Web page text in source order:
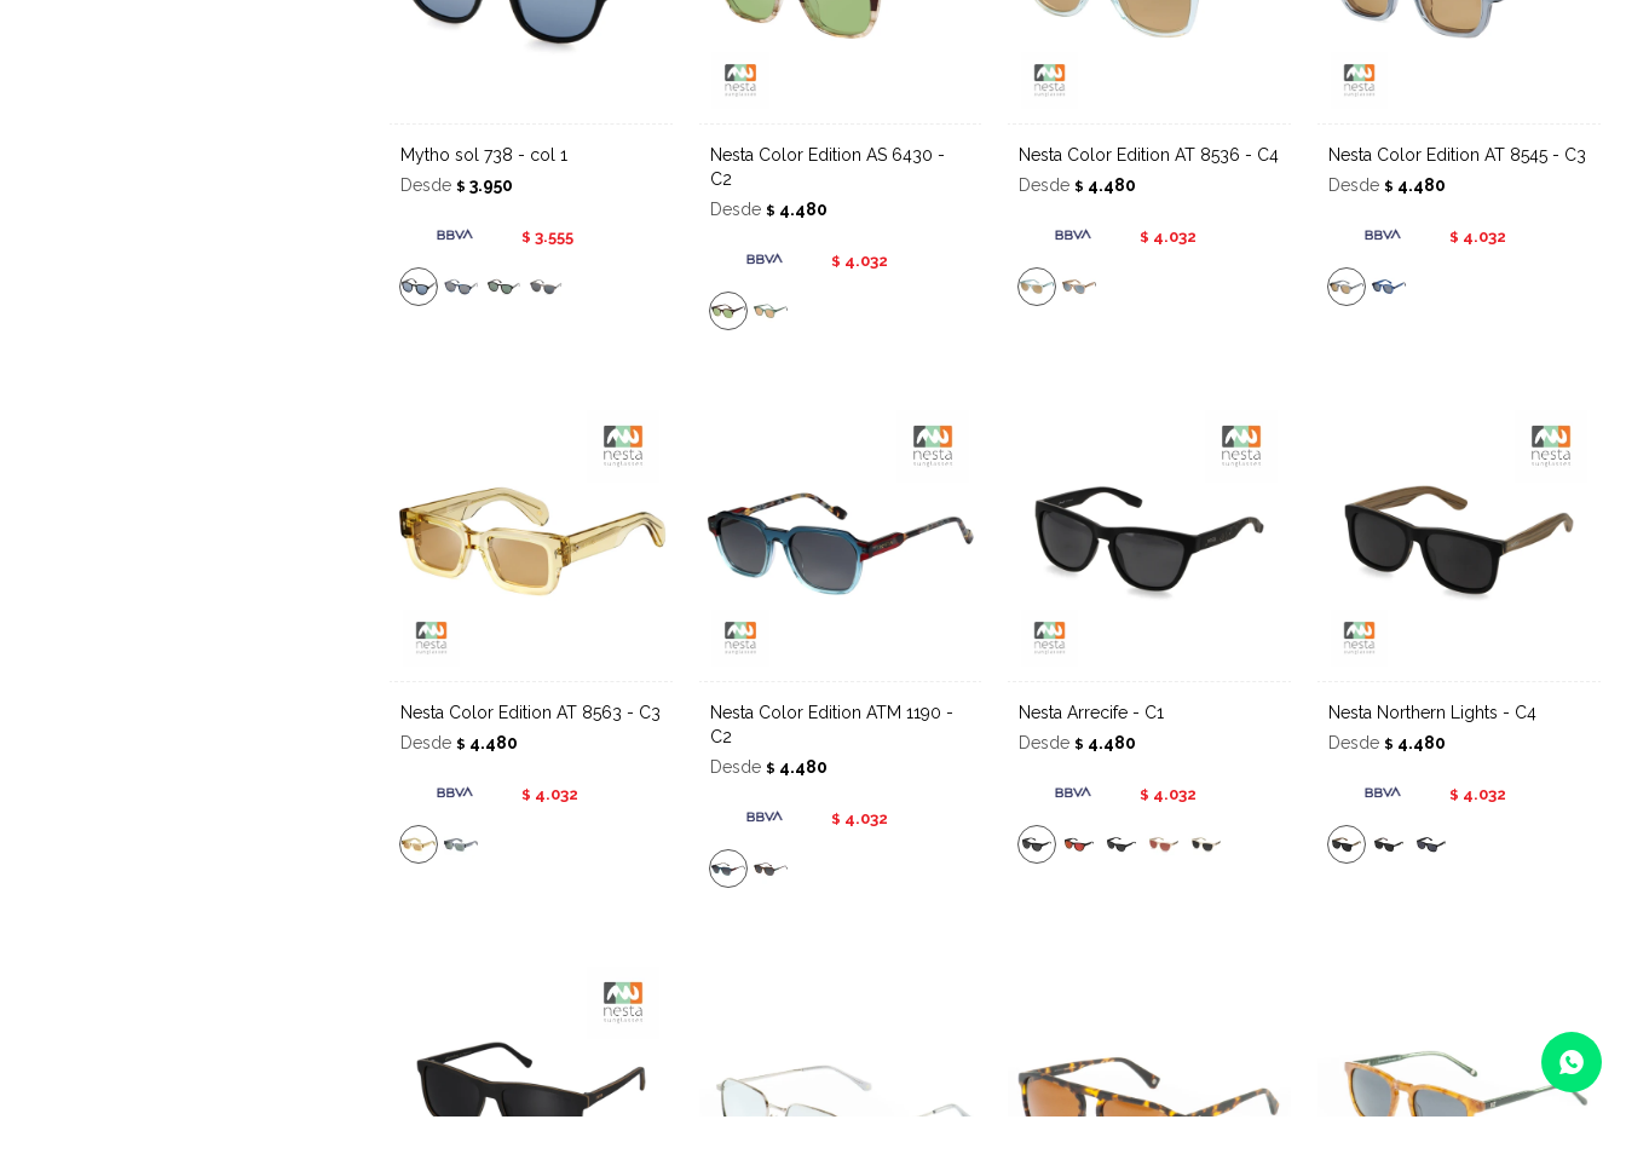
Mytho sol 738 - col 1
Desde $ 3.950
$ 3.555
Nesta Color Edition AS 6430 -
C2
Desde $ 4.480
$ 4.032
Nesta Color Edition AT 8536 - C4
Desde$ 4.480
$ 4.032
Nesta Color Edition AT 8545 - C3
Desde$ 4.480
$ 4.032
Nesta Color Edition AT 8563 - C3
Desde $ 4.480
$ 4.032
Nesta Color Edition ATM 1190 -
C2
Desde $ 4.480
$ 4.032
Nesta Arrecife - C1
Desde$ 4.480
$ 4.032
Nesta Northern Lights - C4
Desde$ 4.480
$ 4.032